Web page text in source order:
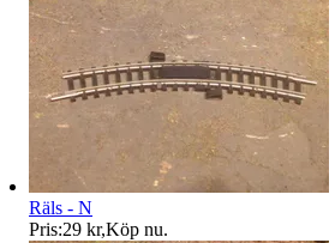
Räls - N
Pris:29 kr,Köp nu.